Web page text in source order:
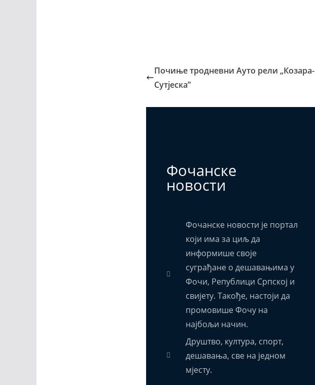
Почиње тродневни Ауто рели „Козара-
Сутјеска”
Фочанске
новости
Фочанске новости је портал
који има за циљ да
информише своје
суграђане о дешавањима у
Фочи, Републици Српској и
свијету. Такође, настоји да
промовише Фочу на
најбољи начин.
Друштво, култура, спорт,
дешавања, све на једном
мјесту.